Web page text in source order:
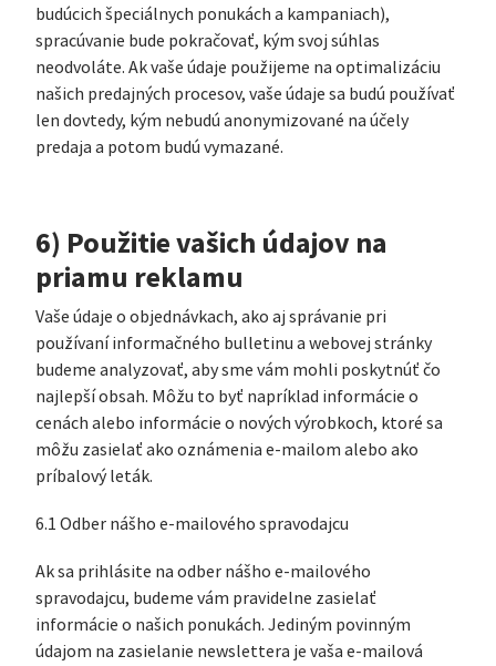
budúcich špeciálnych ponukách a kampaniach),
spracúvanie bude pokračovať, kým svoj súhlas
neodvoláte. Ak vaše údaje použijeme na optimalizáciu
našich predajných procesov, vaše údaje sa budú používať
len dovtedy, kým nebudú anonymizované na účely
predaja a potom budú vymazané.
6) Použitie vašich údajov na
priamu reklamu
Vaše údaje o objednávkach, ako aj správanie pri
používaní informačného bulletinu a webovej stránky
budeme analyzovať, aby sme vám mohli poskytnúť čo
najlepší obsah. Môžu to byť napríklad informácie o
cenách alebo informácie o nových výrobkoch, ktoré sa
môžu zasielať ako oznámenia e-mailom alebo ako
príbalový leták.
6.1 Odber nášho e-mailového spravodajcu
Ak sa prihlásite na odber nášho e-mailového
spravodajcu, budeme vám pravidelne zasielať
informácie o našich ponukách. Jediným povinným
údajom na zasielanie newslettera je vaša e-mailová